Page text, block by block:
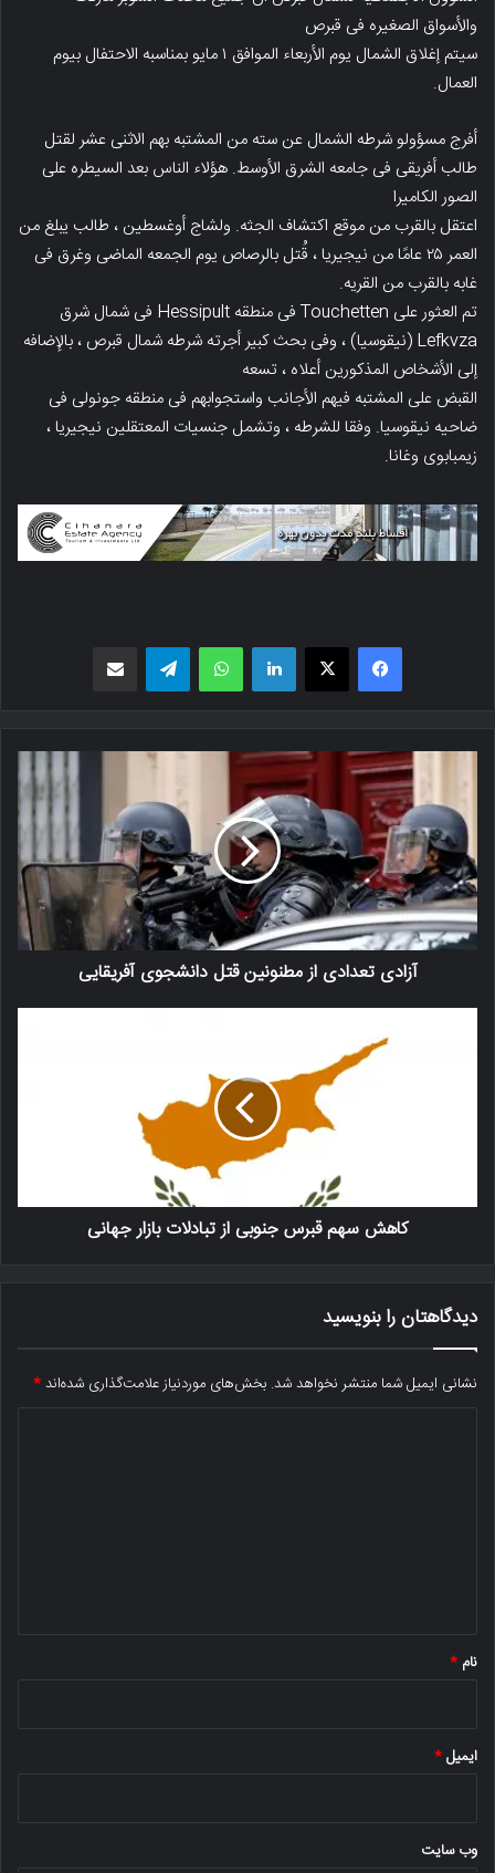
والأسواق الصغیره فی قبرص
سیتم إغلاق الشمال یوم الأربعاء الموافق ۱ مایو بمناسبه الاحتفال بیوم
العمال.
أفرج مسؤولو شرطه الشمال عن سته من المشتبه بهم الاثنی عشر لقتل
طالب أفریقی فی جامعه الشرق الأوسط. هؤلاء الناس بعد السیطره على
الصور الکامیرا
اعتقل بالقرب من موقع اکتشاف الجثه. ولشاج أوغسطین ، طالب یبلغ من
العمر ۲۵ عامًا من نیجیریا ، قُتل بالرصاص یوم الجمعه الماضی وغرق فی
غابه بالقرب من القریه.
تم العثور على Touchetten فی منطقه Hessipult فی شمال شرق
Lefkvza (نیقوسیا) ، وفی بحث کبیر أجرته شرطه شمال قبرص ، بالإضافه
إلى الأشخاص المذکورین أعلاه ، تسعه
القبض على المشتبه فیهم الأجانب واستجوابهم فی منطقه جونولی فی
ضاحیه نیقوسیا. وفقا للشرطه ، وتشمل جنسیات المعتقلین نیجیریا ،
زیمبابوی وغانا.
فیسبوک X لینکدین واتس اپ
آزادی تعدادی از مطنونین قتل دانشجوی آفریقایی
کاهش سهم قبرس جنوبی از تبادلات بازار جهانی
دیدگاهتان را بنویسید
نشانی ایمیل شما منتشر نخواهد شد. بخش‌های موردنیاز علامت‌گذاری شده‌اند*
نام *
ایمیل*
وب‌ سایت